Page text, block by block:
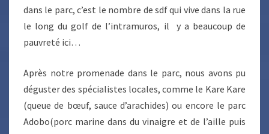
dans le parc, c’est le nombre de sdf qui vive dans la rue
le long du golf de l’intramuros, il y a beaucoup de
pauvreté ici…
Après notre promenade dans le parc, nous avons pu
déguster des spécialistes locales, comme le Kare Kare
(queue de bœuf, sauce d’arachides) ou encore le parc
Adobo(porc marine dans du vinaigre et de l’aille puis